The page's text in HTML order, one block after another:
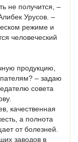
не получится, –
Урусов. –
режиме и
человеческий
продукцию,
– задаю
совета
качественная
а полнота
от болезней.
заводов в